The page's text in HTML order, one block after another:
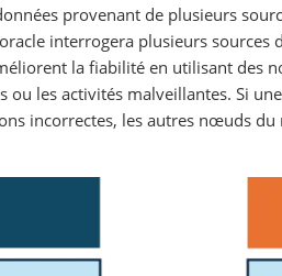
provenant de plusieurs
interrogera plusieurs sources
la fiabilité en utilisant des
ou les activités malveillantes. Si
incorrectes, les autres nœuds